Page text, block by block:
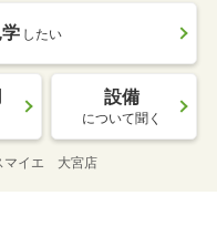
したい
設備
について聞く
マイエ 大宮店